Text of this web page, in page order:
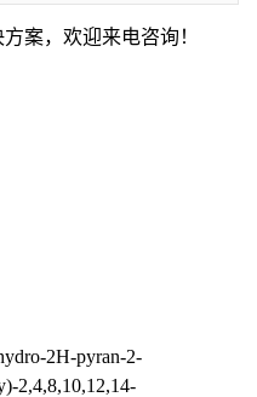
案，欢迎来电咨询！
2H-pyran-2-
2,4,8,10,12,14-